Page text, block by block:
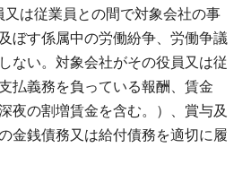
又は従業員との間で対象会社の事
ぼす係属中の労働紛争、労働争議
ない。対象会社がその役員又は従
払義務を負っている報酬、賃金
夜の割増賃金を含む。）、賞与及
金銭債務又は給付債務を適切に履